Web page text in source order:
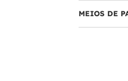
MEIOS DE